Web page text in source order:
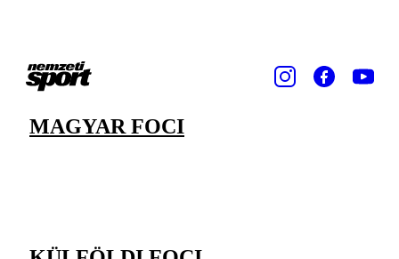
MAGYAR FOCI